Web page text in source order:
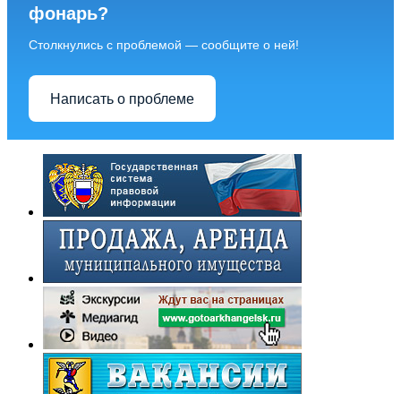
фонарь?
Столкнулись с проблемой — сообщите о ней!
Написать о проблеме